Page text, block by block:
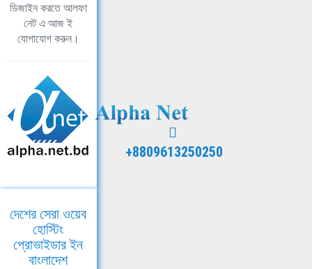
ডিজাইন করতে আলফা
নেট এ আজ ই
যোগাযোগ করুন।
+8809613250250
দেশের সেরা ওয়েব
হোস্টিং
প্রোভাইডার ইন
বাংলাদেশ